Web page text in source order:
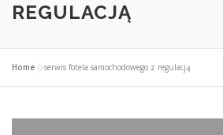
CENNIK USŁUG
REGULACJĄ
Home »serwis fotela samochodowego z regulacją